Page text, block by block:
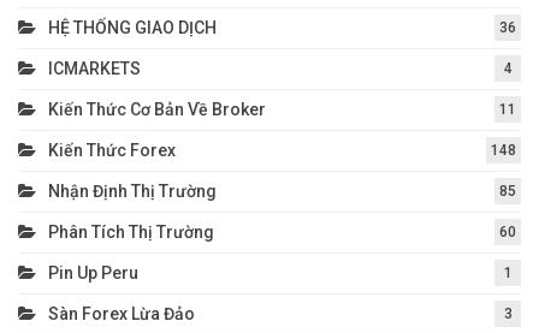
HỆ THỐNG GIAO DỊCH 36
ICMARKETS 4
Kiến Thức Cơ Bản Về Broker 11
Kiến Thức Forex 148
Nhận Định Thị Trường 85
Phân Tích Thị Trường 60
Pin Up Peru 1
Sàn Forex Lừa Đảo 3